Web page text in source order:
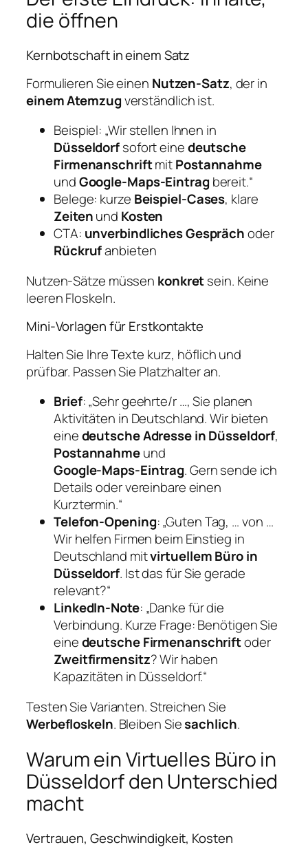
die öffnen
Kernbotschaft in einem Satz
Formulieren Sie einen Nutzen‑Satz, der in
einem Atemzugverständlich ist.
Beispiel: „Wir stellen Ihnen in
Düsseldorfsofort einedeutsche
FirmenanschriftmitPostannahme
undGoogle‑Maps‑Eintrag bereit.“
Belege: kurze Beispiel‑Cases, klare
Zeitenund Kosten
CTA: unverbindliches Gesprächoder
Rückrufanbieten
Nutzen‑Sätze müssen konkretsein. Keine
leeren Floskeln.
Mini‑Vorlagen für Erstkontakte
Halten Sie Ihre Texte kurz, höflich und
prüfbar. Passen Sie Platzhalter an.
Brief: „Sehr geehrte/r …, Sie planen
Aktivitäten in Deutschland. Wir bieten
einedeutsche Adresse in Düsseldorf,
Postannahmeund
Google‑Maps‑Eintrag. Gern sende ich
Details oder vereinbare einen
Kurztermin.“
Telefon‑Opening: „Guten Tag, … von …
Wir helfen Firmen beim Einstieg in
Deutschland mitvirtuellem Büro in
Düsseldorf. Ist das für Sie gerade
relevant?“
LinkedIn‑Note: „Danke für die
Verbindung. Kurze Frage: Benötigen Sie
einedeutsche Firmenanschriftoder
Zweitfirmensitz? Wir haben
Kapazitäten in Düsseldorf.“
Testen Sie Varianten. Streichen Sie
Werbefloskeln. Bleiben Siesachlich.
Warum ein Virtuelles Büro in
Düsseldorf den Unterschied
macht
Vertrauen, Geschwindigkeit, Kosten